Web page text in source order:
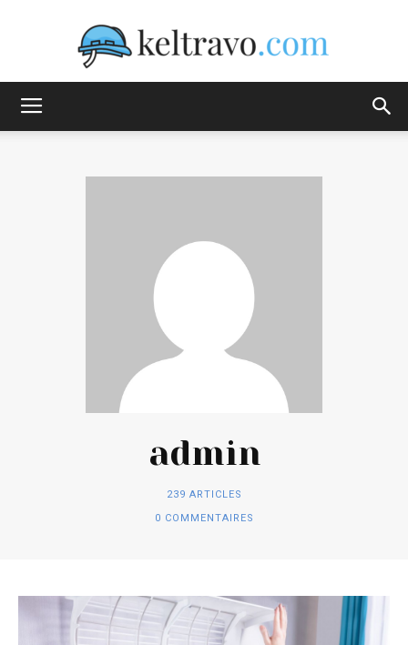
admin
239 ARTICLES
0 COMMENTAIRES